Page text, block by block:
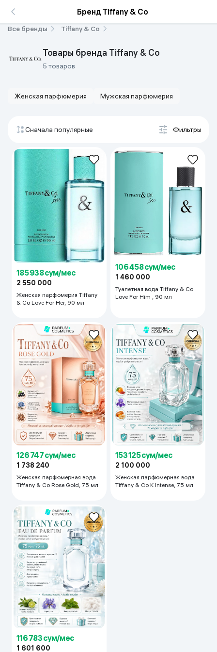
Бренд Tiffany & Co
Все бренды Tiffany & Co
Товары бренда Tiffany & Co
5 товаров
Женская парфюмерия Мужская парфюмерия
Сначала популярные Фильтры
185 938 сум/мес
2 550 000
Женская парфюмерия Tiffany
& Co Love For Her, 90 мл
106 458 сум/мес
1 460 000
Туалетная вода Tiffany & Co
Love For Him , 90 мл
126 747 сум/мес
1 738 240
Женская парфюмерная вода
Tiffany & Co Rose Gold, 75 мл
153 125 сум/мес
2 100 000
Женская парфюмерная вода
Tiffany & Co K Intense, 75 мл
116 783 сум/мес
1 601 600